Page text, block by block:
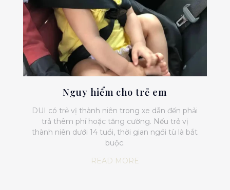
Nguy hiểm cho trẻ em
DUI có trẻ vị thành niên trong xe dẫn đến phải
trả thêm phí hoặc tăng cường. Nếu trẻ vị
thành niên dưới 14 tuổi, thời gian ngồi tù là bắt
buộc.
READ MORE